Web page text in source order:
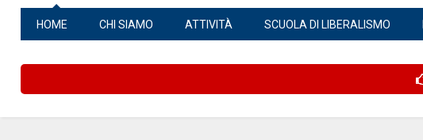
HOME CHI SIAMO ATTIVITÀ SCUOLA DI LIBERALISMO